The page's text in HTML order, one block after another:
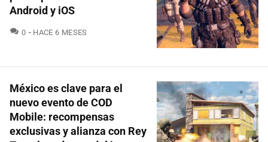
Android y iOS
0 COMENTARIOS
HACE 6 MESES
México es clave para el
nuevo evento de COD
Mobile: recompensas
exclusivas y alianza con Rey